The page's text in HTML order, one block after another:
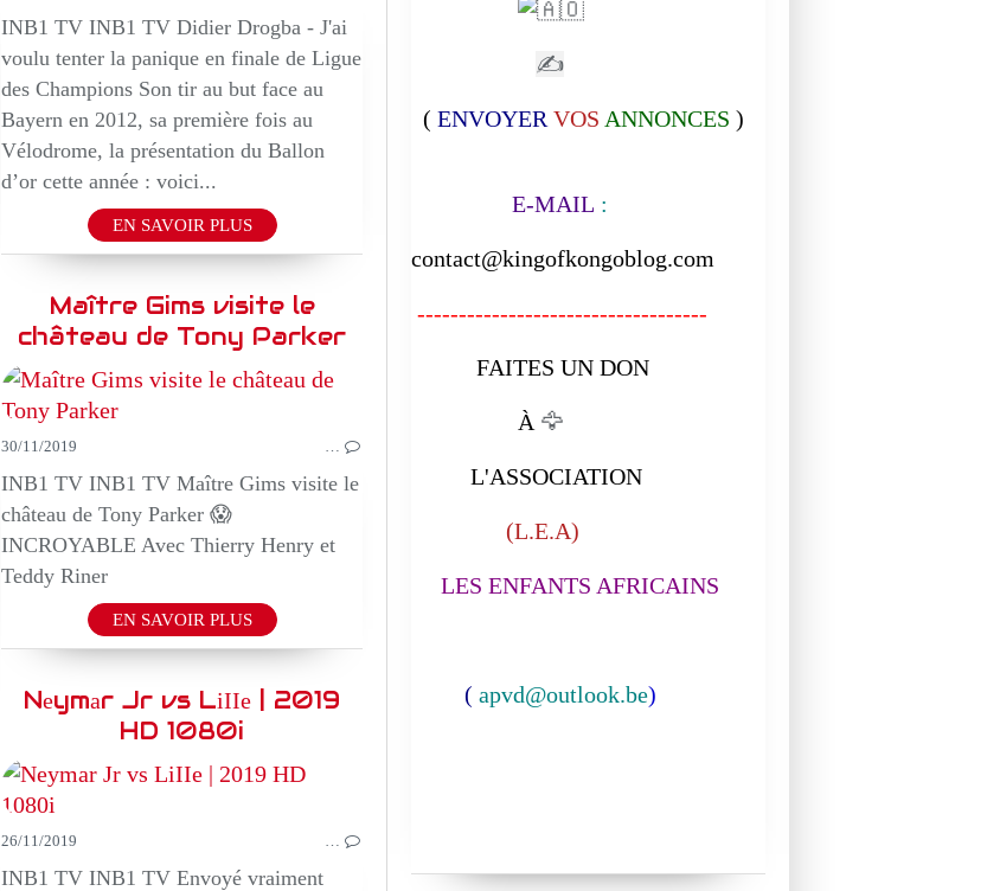
INB1 TV INB1 TV Didier Drogba - J'ai
voulu tenter la panique en finale de Ligue
des Champions Son tir au but face au
Bayern en 2012, sa première fois au
Vélodrome, la présentation du Ballon
d’or cette année : voici...
EN SAVOIR PLUS
EPIQUE
Maître Gims visite le
château de Tony Parker
30/11/2019
INB1 TV INB1 TV Maître Gims visite le
château de Tony Parker 😱
INCROYABLE Avec Thierry Henry et
Teddy Riner
EN SAVOIR PLUS
Nеymаr Jr vs LіІІе | 2019
HD 1080i
26/11/2019
INB1 TV INB1 TV Envoyé vraiment
✍
( ENVOYER VOS ANNONCES )
E-MAIL :
contact@kingofkongoblog.com
-----------------------------------
FAITES UN DON
À 🦅
L'ASSOCIATION
(L.E.A)
LES ENFANTS AFRICAINS
( apvd@outlook.be)